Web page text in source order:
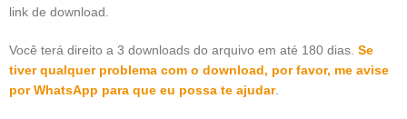
link de download.
Você terá direito a 3 downloads do arquivo em até 180 dias. Se
tiver qualquer problema com o download, por favor, me avise
por WhatsApp para que eu possa te ajudar.